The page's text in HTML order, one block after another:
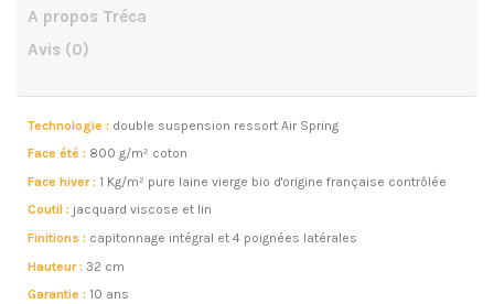
A propos Tréca
Avis (0)
Technologie : double suspension ressort Air Spring
Face été : 800 g/m² coton
Face hiver : 1 Kg/m² pure laine vierge bio d'origine française contrôlée
Coutil : jacquard viscose et lin
Finitions : capitonnage intégral et 4 poignées latérales
Hauteur : 32 cm
Garantie : 10 ans